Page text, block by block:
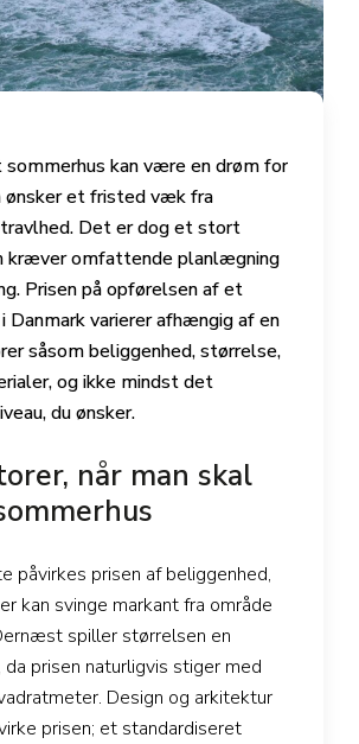
kan være en drøm for
ønsker et fristed væk fra
Det er dog et stort
kræver omfattende planlægning
Prisen på opførelsen af et
Danmark varierer afhængig af en
såsom beliggenhed, størrelse,
og ikke mindst det
du ønsker.
når man skal
påvirkes prisen af beliggenhed,
kan svinge markant fra område
spiller størrelsen en
prisen naturligvis stiger med
Design og arkitektur
prisen; et standardiseret